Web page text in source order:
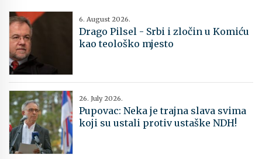
6. August 2026.
Drago Pilsel - Srbi i zločin u Komiću
kao teološko mjesto
26. July 2026.
Pupovac: Neka je trajna slava svima
koji su ustali protiv ustaške NDH!